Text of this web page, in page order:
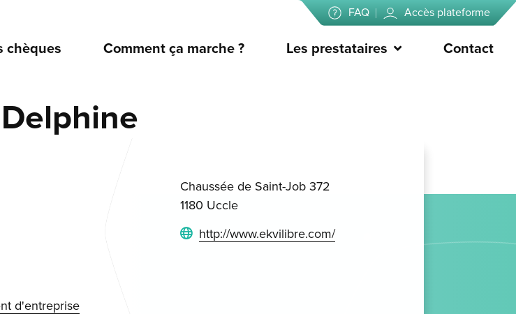
chèques Comment ça marche ? Les prestataires Contact
FAQ Accès plateforme
d'entreprise
Chaussée de Saint-Job 372
1180 Uccle
http://www.ekvilibre.com/